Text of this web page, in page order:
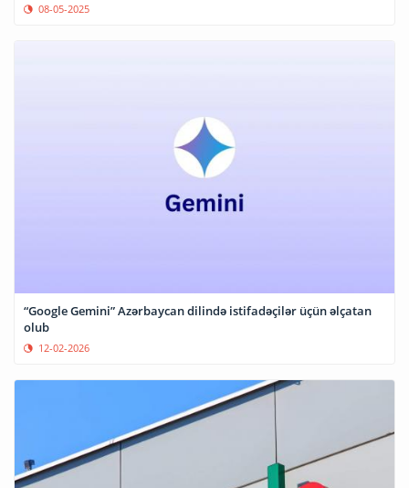
08-05-2025
“Google Gemini” Azərbaycan dilində istifadəçilər üçün əlçatan
olub
12-02-2026